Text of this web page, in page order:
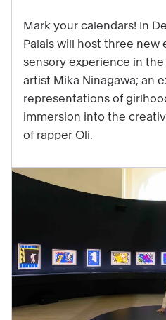
exhibitions
that
the
end
your
Grand
Palais
Mark your calendars! In
Palais will host three new
sensory experience in
artist Mika Ninagawa; an
representations of
immersion into the
of rapper Oli.